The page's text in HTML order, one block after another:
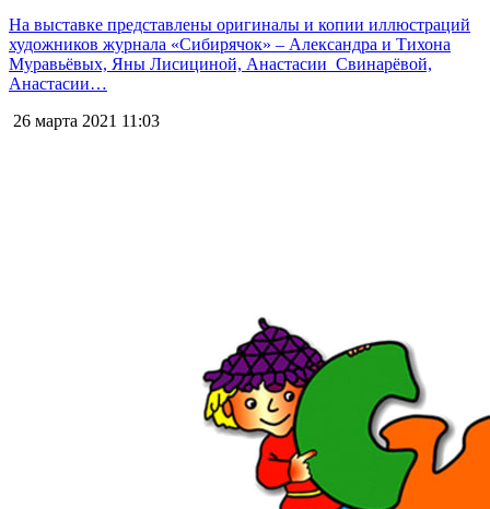
На выставке представлены оригиналы и копии иллюстраций
художников журнала «Сибирячок» – Александра и Тихона
Муравьёвых, Яны Лисициной, Анастасии Свинарёвой,
Анастасии…
26 марта 2021 11:03